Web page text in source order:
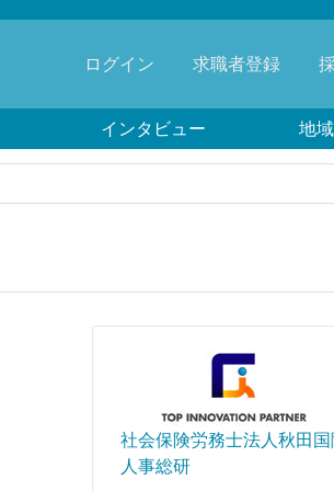
ログイン 求職者登録
インタビュー 地
社会保険労務士法人秋田
人事総研